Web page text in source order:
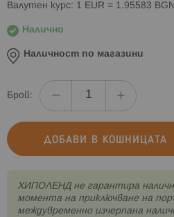
Валутен курс: 1 EUR = 1.95583 BGN
Налично
Наличност по магазини
Брой:
ДОБАВИ В КОШНИЦАТА
XИПОЛЕНД не гарантира
момента на приключване на
междувременно изчерпана